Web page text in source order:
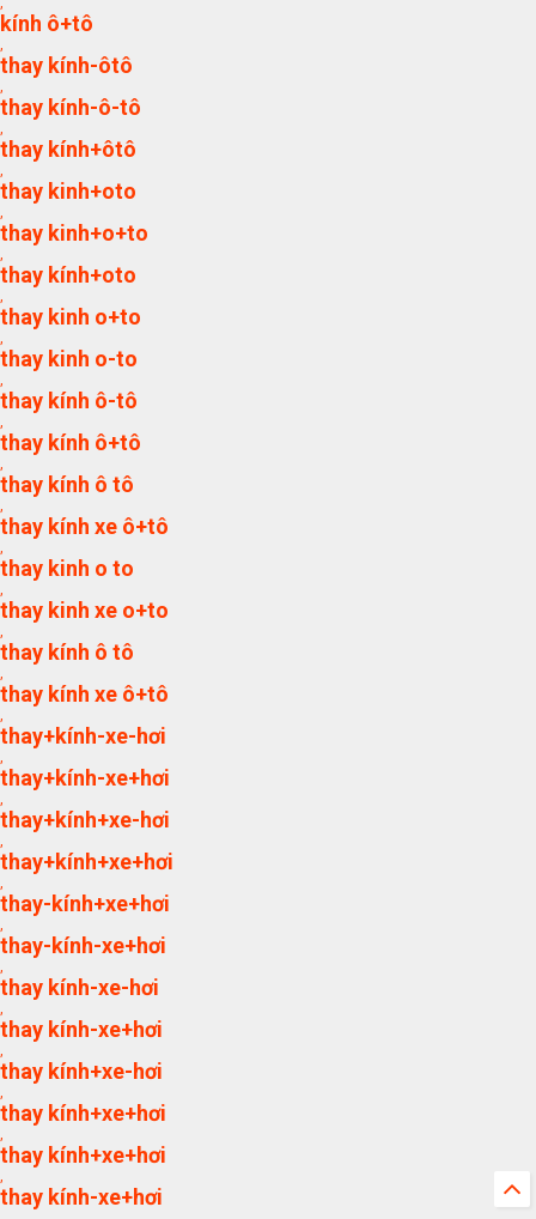
kính ô+tô
,
thay kính-ôtô
,
thay kính-ô-tô
,
thay kính+ôtô
,
thay kinh+oto
,
thay kinh+o+to
,
thay kính+oto
,
thay kinh o+to
,
thay kinh o-to
,
thay kính ô-tô
,
thay kính ô+tô
,
thay kính ô tô
,
thay kính xe ô+tô
,
thay kinh o to
,
thay kinh xe o+to
,
thay kính ô tô
,
thay kính xe ô+tô
,
thay+kính-xe-hơi
,
thay+kính-xe+hơi
,
thay+kính+xe-hơi
,
thay+kính+xe+hơi
,
thay-kính+xe+hơi
,
thay-kính-xe+hơi
,
thay kính-xe-hơi
,
thay kính-xe+hơi
,
thay kính+xe-hơi
,
thay kính+xe+hơi
,
thay kính+xe+hơi
,
thay kính-xe+hơi